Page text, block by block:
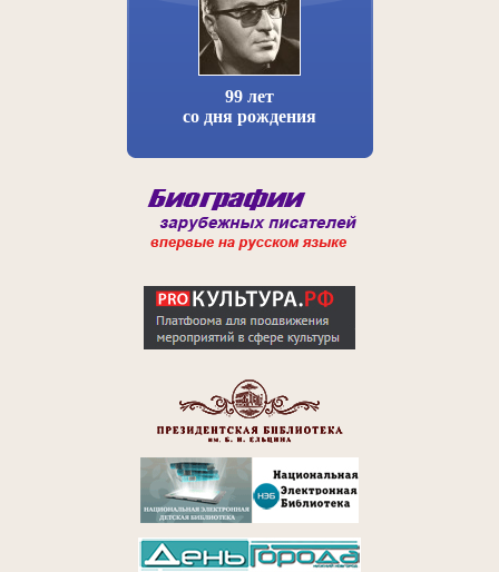
99 лет
со дня рождения